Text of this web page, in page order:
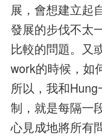
展，會想建立起
發展的步伐不太
比較的問題。又
work的時候，如
所以，我和
制，就是每隔一
心見成地將所有